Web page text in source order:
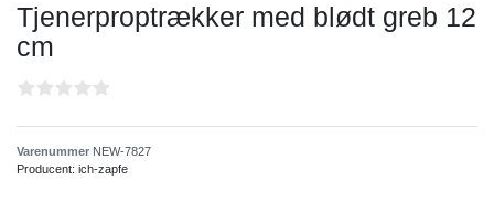
Tjenerproptrækker med blødt greb 12
cm
Varenummer NEW-7827
Producent: ich-zapfe